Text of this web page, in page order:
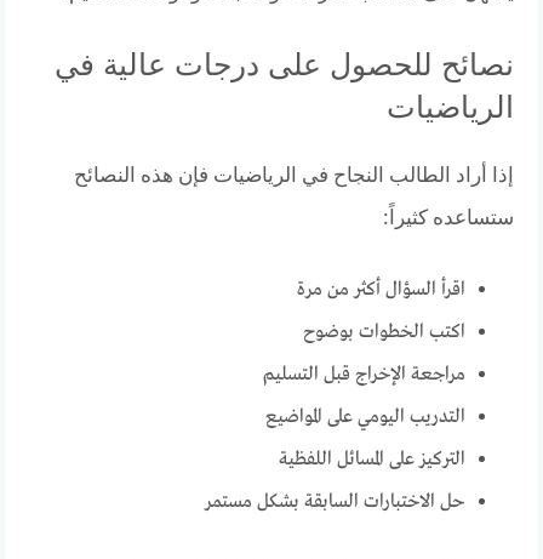
نصائح للحصول على درجات عالية في
الرياضيات
إذا أراد الطالب النجاح في الرياضيات فإن هذه النصائح
ستساعده كثيراً:
اقرأ السؤال أكثر من مرة
اكتب الخطوات بوضوح
مراجعة الإخراج قبل التسليم
التدريب اليومي على المواضيع
التركيز على المسائل اللفظية
حل الاختبارات السابقة بشكل مستمر